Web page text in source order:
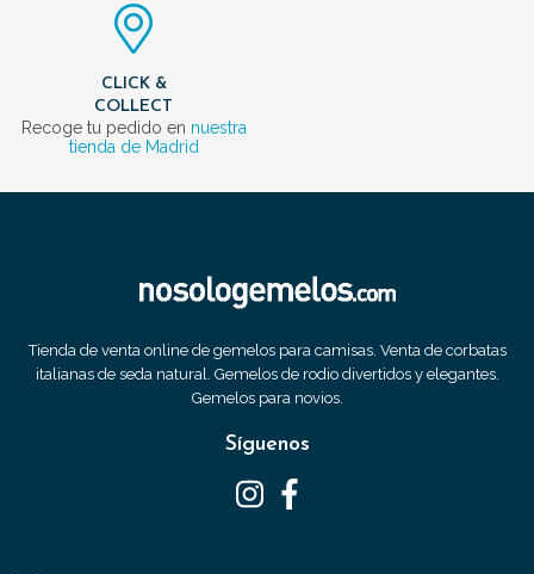
CLICK &
COLLECT
Recoge tu pedido en nuestra
tienda de Madrid
Tienda de venta online de gemelos para camisas. Venta de corbatas
italianas de seda natural. Gemelos de rodio divertidos y elegantes.
Gemelos para novios.
Síguenos